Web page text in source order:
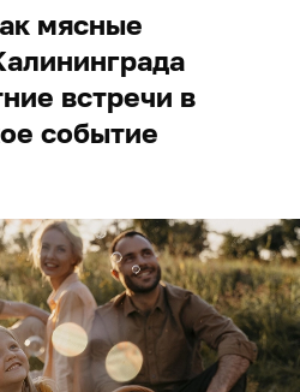
мясные
встречи в
событие